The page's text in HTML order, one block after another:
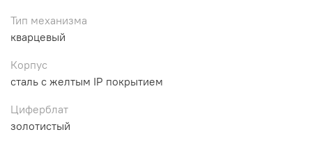
Тип механизма
кварцевый
Корпус
сталь с желтым IP покрытием
Циферблат
золотистый